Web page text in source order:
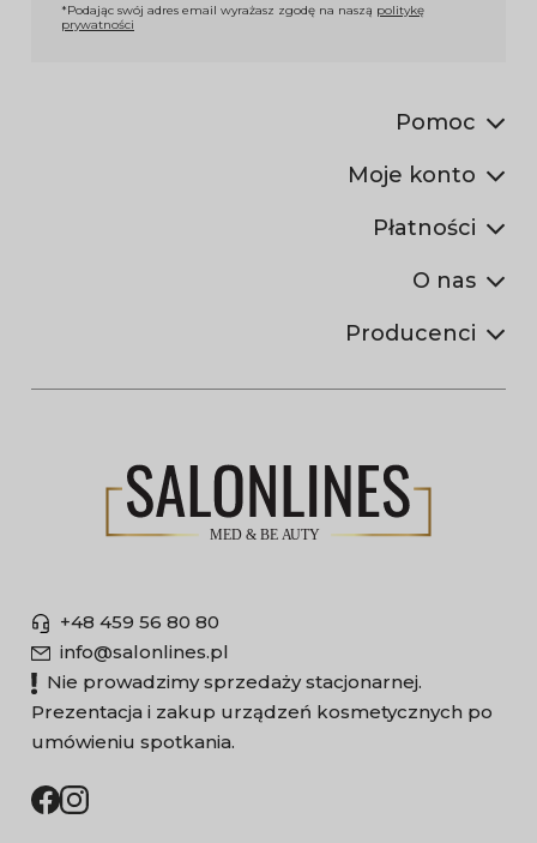
*Podając swój adres email wyrażasz zgodę na naszą politykę
prywatności
Pomoc
Moje konto
Płatności
O nas
Producenci
+48 459 56 80 80
info@salonlines.pl
Nie prowadzimy sprzedaży stacjonarnej.
Prezentacja i zakup urządzeń kosmetycznych po
umówieniu spotkania.